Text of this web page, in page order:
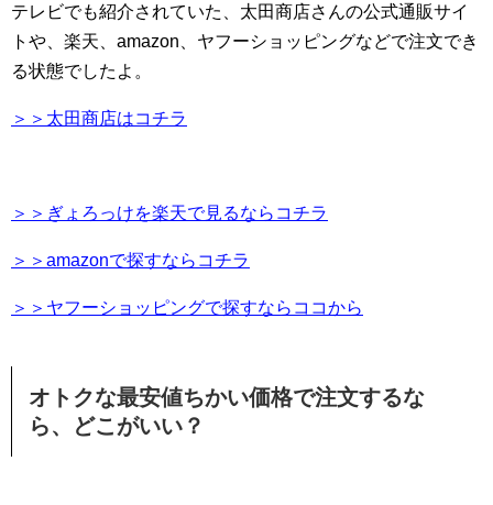
テレビでも紹介されていた、太田商店さんの公式通販サイ
トや、楽天、amazon、ヤフーショッピングなどで注文でき
る状態でしたよ。
＞＞太田商店はコチラ
＞＞ぎょろっけを楽天で見るならコチラ
＞＞amazonで探すならコチラ
＞＞ヤフーショッピングで探すならココから
オトクな最安値ちかい価格で注文するな
ら、どこがいい？